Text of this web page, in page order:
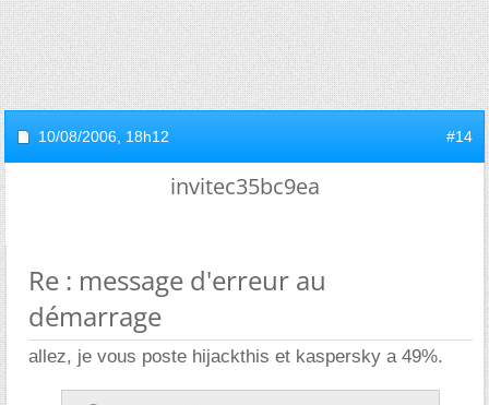
10/08/2006, 18h12 #14
invitec35bc9ea
Re : message d'erreur au
démarrage
allez, je vous poste hijackthis et kaspersky a 49%.